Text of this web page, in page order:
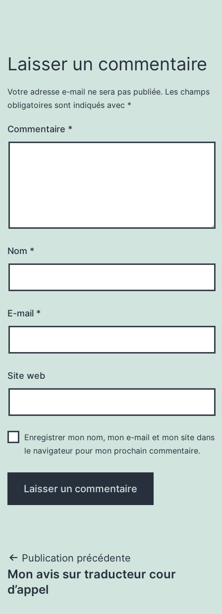
Laisser un commentaire
Votre adresse e-mail ne sera pas publiée. Les champs
obligatoires sont indiqués avec *
Commentaire *
Nom *
E-mail *
Site web
Enregistrer mon nom, mon e-mail et mon site dans
le navigateur pour mon prochain commentaire.
Navigation
de
Publication précédente
Mon avis sur traducteur cour
d’appel